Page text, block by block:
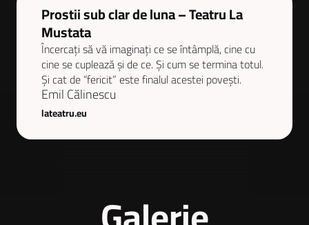
Prostii sub clar de luna – Teatru La
Mustata
Încercați să vă imaginați ce se întâmplă, cine cu
cine se cuplează și de ce. Și cum se termina totul.
Și cat de “fericit” este finalul acestei povești.
Emil Călinescu
lateatru.eu